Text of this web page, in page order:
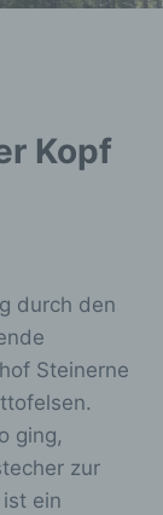
Kopf
durch den
Steinerne
ging,
zur
ein